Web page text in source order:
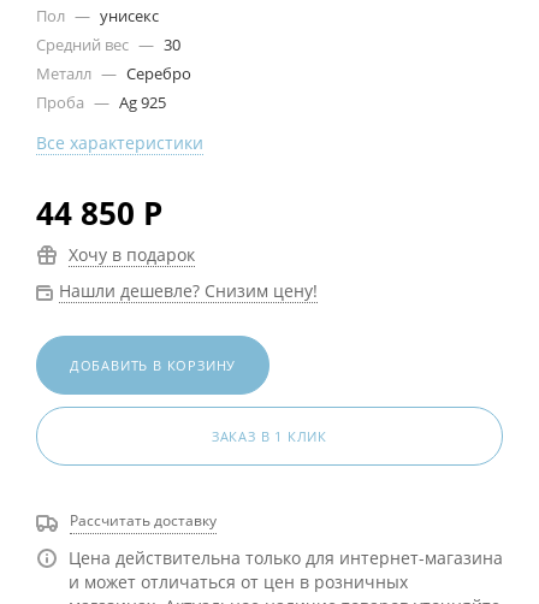
Пол — унисекс
Средний вес — 30
Металл — Серебро
Проба — Ag 925
Все характеристики
44 850 Р
Хочу в подарок
Нашли дешевле? Снизим цену!
ДОБАВИТЬ В КОРЗИНУ
ЗАКАЗ В 1 КЛИК
Рассчитать доставку
Цена действительна только для интернет-магазина
и может отличаться от цен в розничных